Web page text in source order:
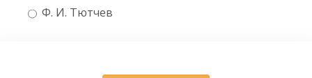
Ф. И. Тютчев